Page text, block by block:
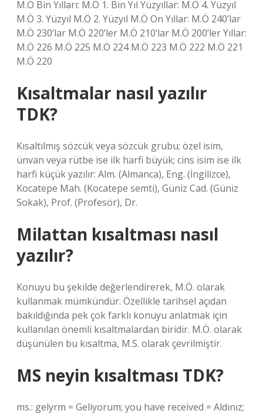
M.Ö Bin Yılları: M.Ö 1. Bin Yıl Yüzyıllar: M.Ö 4. Yüzyıl
M.Ö 3. Yüzyıl M.Ö 2. Yüzyıl M.Ö On Yıllar: M.Ö 240’lar
M.Ö 230’lar M.Ö 220’ler M.Ö 210’lar M.Ö 200’ler Yıllar:
M.Ö 226 M.Ö 225 M.Ö 224 M.Ö 223 M.Ö 222 M.Ö 221
M.Ö 220
Kısaltmalar nasıl yazılır
TDK?
Kısaltılmış sözcük veya sözcük grubu; özel isim,
ünvan veya rütbe ise ilk harfi büyük; cins isim ise ilk
harfi küçük yazılır: Alm. (Almanca), Eng. (İngilizce),
Kocatepe Mah. (Kocatepe semti), Güniz Cad. (Güniz
Sokak), Prof. (Profesör), Dr.
Milattan kısaltması nasıl
yazılır?
Konuyu bu şekilde değerlendirerek, M.Ö. olarak
kullanmak mümkündür. Özellikle tarihsel açıdan
bakıldığında pek çok farklı konuyu anlatmak için
kullanılan önemli kısaltmalardan biridir. M.Ö. olarak
düşünülen bu kısaltma, M.S. olarak çevrilmiştir.
MS neyin kısaltması TDK?
ms.: gelyrm = Geliyorum; you have received = Aldınız;